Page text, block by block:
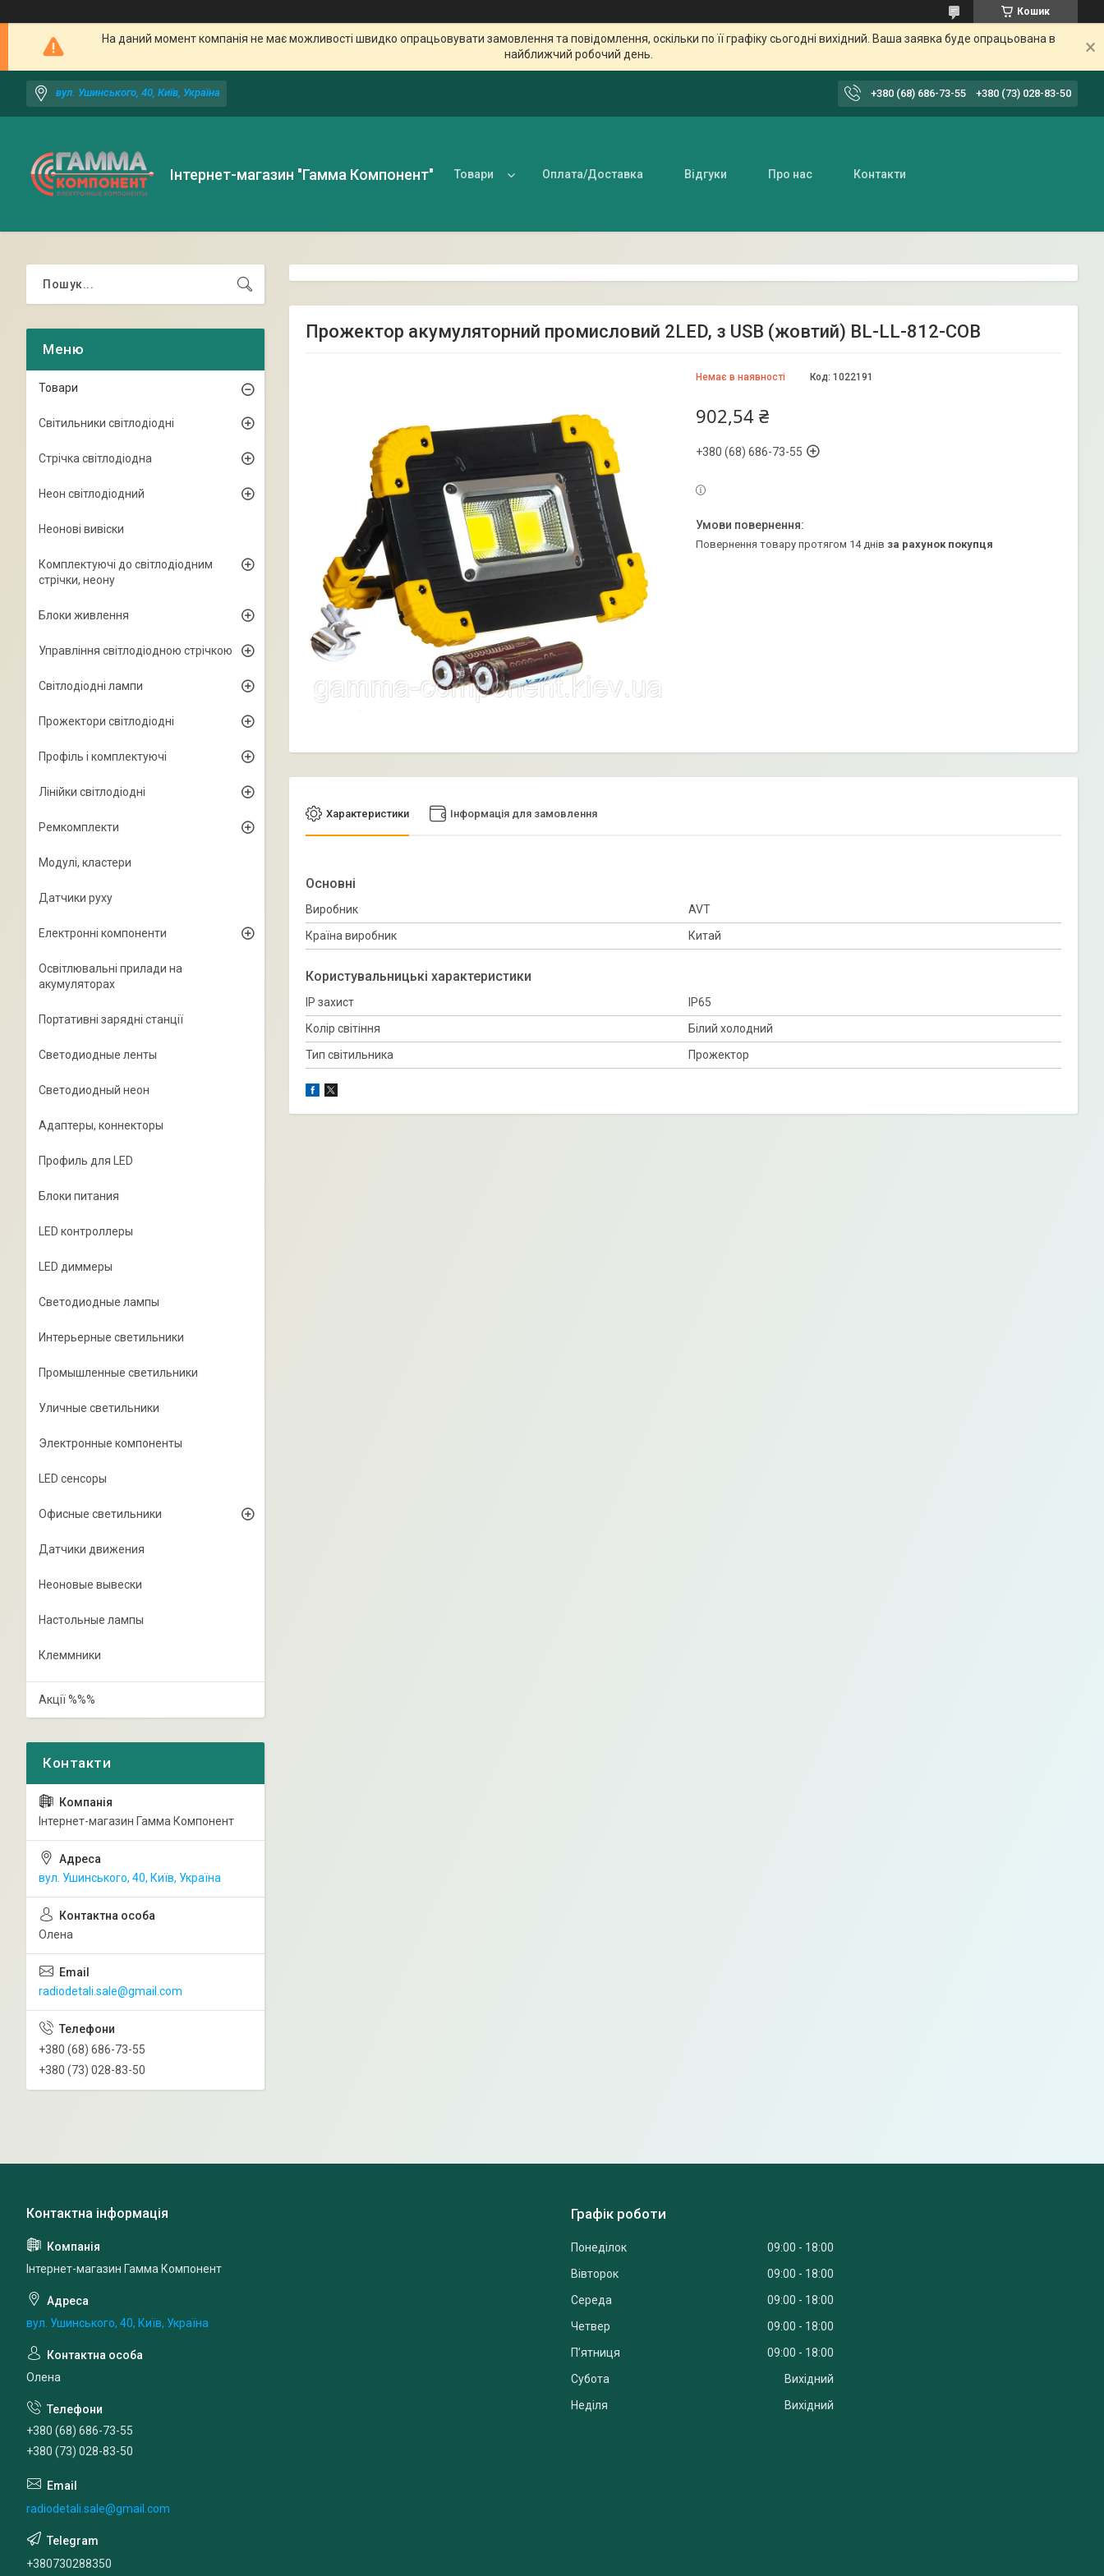
Кошик
На даний момент компанія не має можливості швидко опрацьовувати замовлення та повідомлення, оскільки по її графіку сьогодні вихідний. Ваша заявка буде опрацьована в
найближчий робочий день.
вул. Ушинського, 40, Київ, Україна +380 (68) 686-73-55 +380 (73) 028-83-50
Інтернет-магазин "Гамма Компонент" Товари Оплата/Доставка Відгуки Про нас Контакти
Прожектор акумуляторний промисловий 2LED, з USB (жовтий) BL-LL-812-COB
Немає в наявності Код: 1022191
902,54 ₴
+380 (68) 686-73-55
повернення товару протягом 14 днів за рахунок покупця
Характеристики Інформація для замовлення
Основні
Виробник
AVT
Країна виробник
Китай
Користувальницькі характеристики
IP захист
IP65
Колір світіння
Білий холодний
Тип світильника
Прожектор
Товари
Світильники світлодіодні
Стрічка світлодіодна
Неон світлодіодний
Неонові вивіски
Комплектуючі до світлодіодним
стрічки, неону
Блоки живлення
Управління світлодіодною стрічкою
Світлодіодні лампи
Прожектори світлодіодні
Профіль і комплектуючі
Лінійки світлодіодні
Ремкомплекти
Модулі, кластери
Датчики руху
Електронні компоненти
Освітлювальні прилади на
акумуляторах
Портативні зарядні станції
Светодиодные ленты
Светодиодный неон
Адаптеры, коннекторы
Профиль для LED
Блоки питания
LED контроллеры
LED диммеры
Светодиодные лампы
Интерьерные светильники
Промышленные светильники
Уличные светильники
Электронные компоненты
LED сенсоры
Офисные светильники
Датчики движения
Неоновые вывески
Настольные лампы
Клеммники
Акції %%%
Інтернет-магазин Гамма Компонент
вул. Ушинського, 40, Київ, Україна
Олена
radiodetali.sale@gmail.com
+380 (68) 686-73-55
+380 (73) 028-83-50
Інтернет-магазин Гамма Компонент
вул. Ушинського, 40, Київ, Україна
Олена
+380 (68) 686-73-55
+380 (73) 028-83-50
radiodetali.sale@gmail.com
+380730288350
Графік роботи
Понеділок 09:00
18:00
Вівторок
09:00
18:00
Середа
09:00
18:00
Четвер
09:00
18:00
Пʼятниця
09:00
18:00
Субота
Вихідний
Неділя
Вихідний